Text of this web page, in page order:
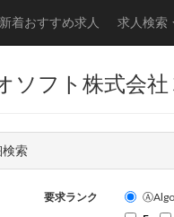
新着おすすめ求人 求人検索
ソフト株式会社
索
要求ランク